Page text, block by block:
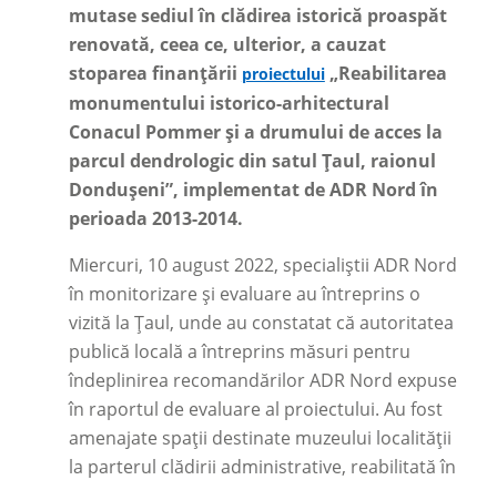
mutase sediul în clădirea istorică proaspăt
renovată, ceea ce, ulterior, a cauzat
stoparea finanțării proiectului„Reabilitarea
monumentului istorico-arhitectural
Conacul Pommer și a drumului de acces la
parcul dendrologic din satul Țaul, raionul
Dondușeni”, implementat de ADR Nord în
perioada 2013-2014.
Miercuri, 10 august 2022, specialiștii ADR Nord
în monitorizare și evaluare au întreprins o
vizită la Țaul, unde au constatat că autoritatea
publică locală a întreprins măsuri pentru
îndeplinirea recomandărilor ADR Nord expuse
în raportul de evaluare al proiectului. Au fost
amenajate spații destinate muzeului localității
la parterul clădirii administrative, reabilitată în